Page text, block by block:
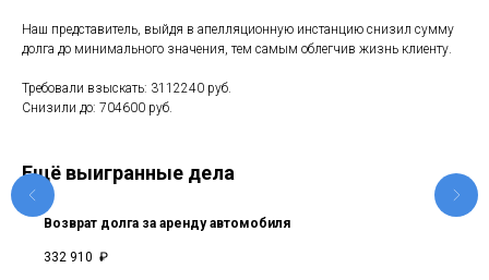
Наш представитель, выйдя в апелляционную инстанцию снизил сумму
долга до минимального значения, тем самым облегчив жизнь клиенту.
Требовали взыскать: 3112240 руб.
Снизили до: 704600 руб.
Ещё выигранные дела
Возврат долга за аренду автомобиля
332 910 ₽